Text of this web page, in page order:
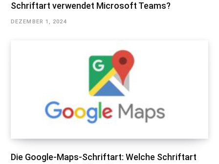
Schriftart verwendet Microsoft Teams?
DEZEMBER 1, 2024
Die Google-Maps-Schriftart: Welche Schriftart